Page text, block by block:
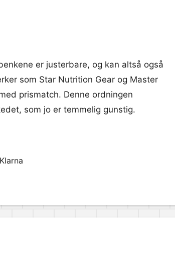
er justerbare, og kan altså også
som Star Nutrition Gear og Master
prismatch. Denne ordningen
som jo er temmelig gunstig.